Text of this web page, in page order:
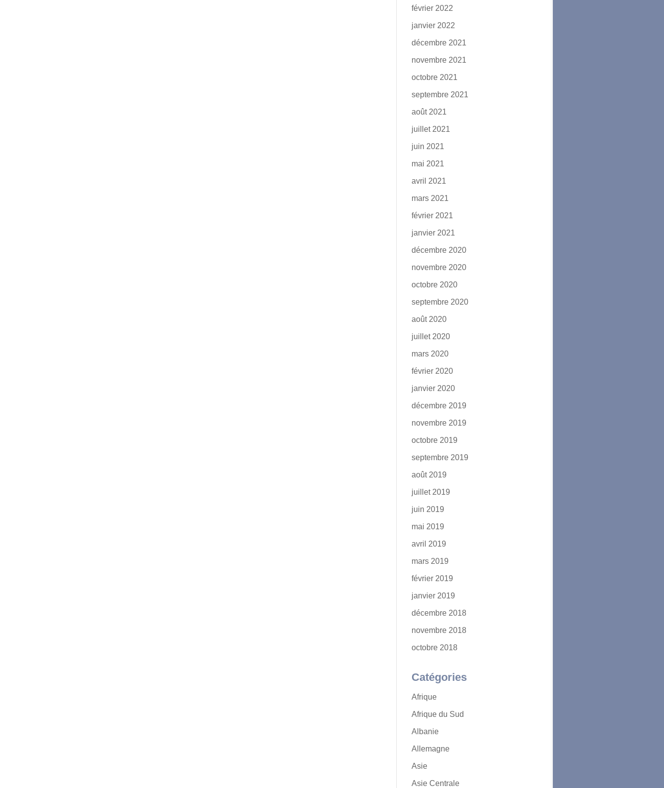
février 2022
janvier 2022
décembre 2021
novembre 2021
octobre 2021
septembre 2021
août 2021
juillet 2021
juin 2021
mai 2021
avril 2021
mars 2021
février 2021
janvier 2021
décembre 2020
novembre 2020
octobre 2020
septembre 2020
août 2020
juillet 2020
mars 2020
février 2020
janvier 2020
décembre 2019
novembre 2019
octobre 2019
septembre 2019
août 2019
juillet 2019
juin 2019
mai 2019
avril 2019
mars 2019
février 2019
janvier 2019
décembre 2018
novembre 2018
octobre 2018
Catégories
Afrique
Afrique du Sud
Albanie
Allemagne
Asie
Asie Centrale